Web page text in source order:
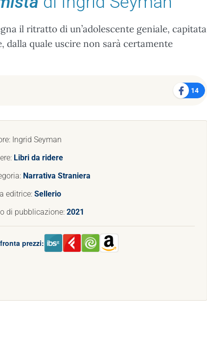
il ritratto di un’adolescente geniale, capitata
dalla quale uscire non sarà certamente
14
Ingrid Seyman
Libri da ridere
Narrativa Straniera
editrice: Sellerio
di pubblicazione: 2021
prezzi: